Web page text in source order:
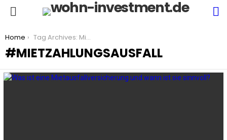
You are here:
Home Tag Archives: Mietzahlungsausfall
MIETZAHLUNGSAUSFALL